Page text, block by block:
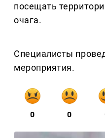
посещать
очага.
Специалисты
мероприятия.
0 0